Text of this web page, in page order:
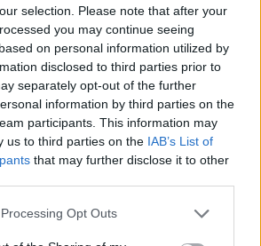
selection. Please note that after your
you may continue seeing
on personal information utilized by
disclosed to third parties prior to
separately opt-out of the further
information by third parties on the
participants. This information may
us to third parties on the IAB’s List of
that may further disclose it to other
Opt Outs
07., PÉNTEK
embert